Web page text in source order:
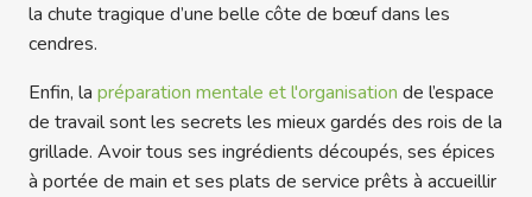
la chute tragique d’une belle côte de bœuf dans les
cendres.
Enfin, la préparation mentale et l'organisation de l’espace
de travail sont les secrets les mieux gardés des rois de la
grillade. Avoir tous ses ingrédients découpés, ses épices
à portée de main et ses plats de service prêts à accueillir